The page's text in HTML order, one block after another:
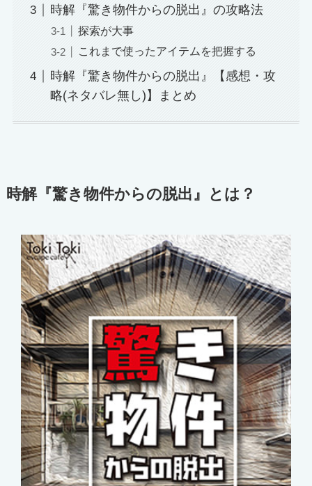
時解『驚き物件からの脱出』の攻略法
探索が大事
これまで使ったアイテムを把握する
時解『驚き物件からの脱出』【感想・攻
略(ネタバレ無し)】まとめ
時解『驚き物件からの脱出』とは？